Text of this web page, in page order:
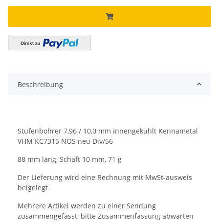
Beschreibung
Stufenbohrer 7,96 / 10,0 mm innengekühlt Kennametal
VHM KC7315 NOS neu Div/56
88 mm lang, Schaft 10 mm, 71 g
Der Lieferung wird eine Rechnung mit MwSt-ausweis
beigelegt
Mehrere Artikel werden zu einer Sendung
zusammengefasst, bitte Zusammenfassung abwarten